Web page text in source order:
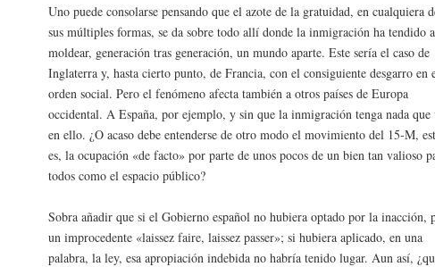
Uno puede consolarse pensando que el azote de la gratuidad, en cualquiera
sus múltiples formas, se da sobre todo allí donde la inmigración ha tendido a
moldear, generación tras generación, un mundo aparte. Este sería el caso de
Inglaterra y, hasta cierto punto, de Francia, con el consiguiente desgarro en
orden social. Pero el fenómeno afecta también a otros países de Europa
occidental. A España, por ejemplo, y sin que la inmigración tenga nada que
en ello. ¿O acaso debe entenderse de otro modo el movimiento del 15-M,
es, la ocupación «de facto» por parte de unos pocos de un bien tan valioso
todos como el espacio público?
Sobra añadir que si el Gobierno español no hubiera optado por la inacción,
un improcedente «laissez faire, laissez passer»; si hubiera aplicado, en una
palabra, la ley, esa apropiación indebida no habría tenido lugar. Aun así,